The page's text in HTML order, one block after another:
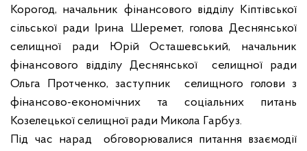
Корогод, начальник фінансового відділу Кіптівської
сільської ради Ірина Шеремет, голова Деснянської
селищної ради Юрій Осташевський, начальник
фінансового відділу Деснянської селищної ради
Ольга Протченко, заступник селищного голови з
фінансово-економічних та соціальних питань
Козелецької селищної ради Микола Гарбуз.
Під час нарад обговорювалися питання взаємодії